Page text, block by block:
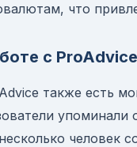
что
с
также есть
упоминали